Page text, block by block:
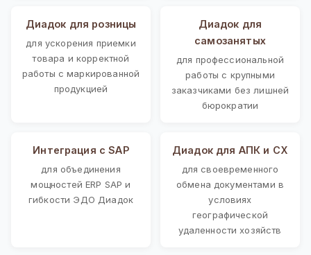
Диадок для розницы
для ускорения приемки
товара и корректной
работы с маркированной
продукцией
Диадок для
самозанятых
для профессиональной
работы с крупными
заказчиками без лишней
бюрократии
Интеграция с SAP
для объединения
мощностей ERP SAP и
гибкости ЭДО Диадок
Диадок для АПК и СХ
для своевременного
обмена документами в
условиях
географической
удаленности хозяйств